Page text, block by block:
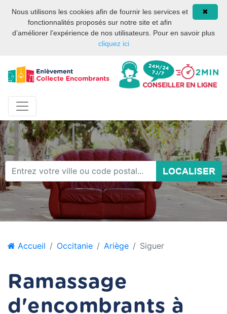
Site internet privé et
indépendant des services
publics ou des services de
la mairie de Paris.
08 93 02 00 17
LOCALISER
Accueil Occitanie Ariège Siguer
Ramassage
d'encombrants à
✖
Nous utilisons les cookies afin de fournir les services et
fonctionnalités proposés sur notre site et afin
d’améliorer l’expérience de nos utilisateurs. Pour en savoir plus
cliquez ici